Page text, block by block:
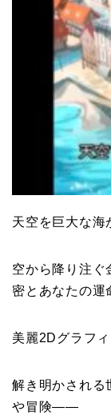
天空を巨大な
空から降り注ぐ
密とあなたの
美麗2Dグラフ
解き明かされる
や冒険――